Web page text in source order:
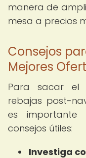
manera de
mesa a precios
Consejos
Mejores
Para sacar el
rebajas post-
es importante
consejos útiles:
Investiga